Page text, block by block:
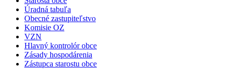
Úradná tabuľa
Obecné zastupiteľstvo
Komisie OZ
VZN
Hlavný kontrolór obce
Zásady hospodárenia
Zástupca starostu obce